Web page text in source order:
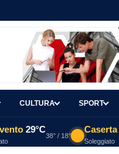
CULTURA SPORT
29°C
38° / 18°
Caserta
Soleggiato